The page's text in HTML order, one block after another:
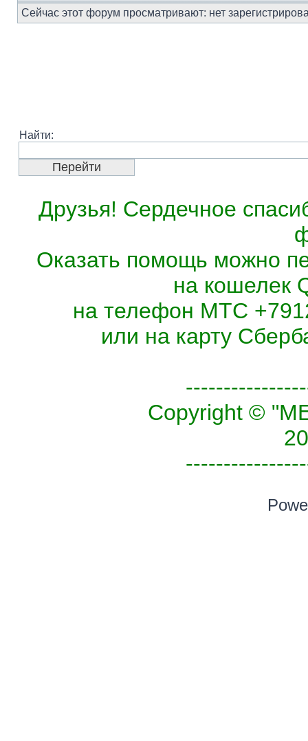
Сейчас этот форум просматривают: нет
Найти:
Друзья! Сердечное
Оказать помощь можно
на кошелек
на телефон МТС
или на карту
Copyright ©